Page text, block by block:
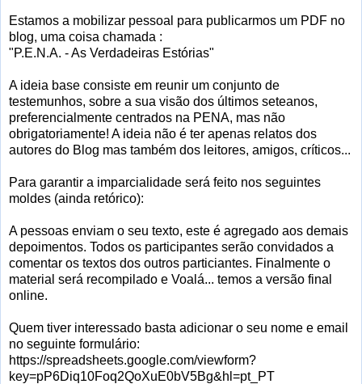
Estamos a mobilizar pessoal para publicarmos um PDF no
blog, uma coisa chamada :
"P.E.N.A. - As Verdadeiras Estórias"
A ideia base consiste em reunir um conjunto de
testemunhos, sobre a sua visão dos últimos seteanos,
preferencialmente centrados na PENA, mas não
obrigatoriamente! A ideia não é ter apenas relatos dos
autores do Blog mas também dos leitores, amigos, críticos...
Para garantir a imparcialidade será feito nos seguintes
moldes (ainda retórico):
A pessoas enviam o seu texto, este é agregado aos demais
depoimentos. Todos os participantes serão convidados a
comentar os textos dos outros particiantes. Finalmente o
material será recompilado e Voalá... temos a versão final
online.
Quem tiver interessado basta adicionar o seu nome e email
no seguinte formulário:
https://spreadsheets.google.com/viewform?
key=pP6Diq10Foq2QoXuE0bV5Bg&hl=pt_PT